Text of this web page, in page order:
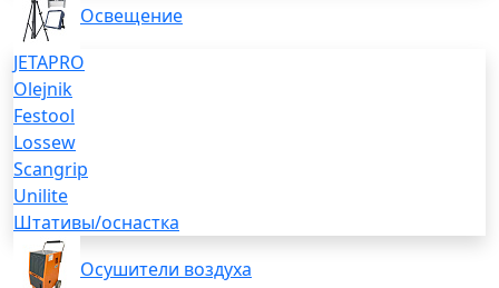
Освещение
JETAPRO
Olejnik
Festool
Lossew
Scangrip
Unilite
Штативы/оснастка
Осушители воздуха